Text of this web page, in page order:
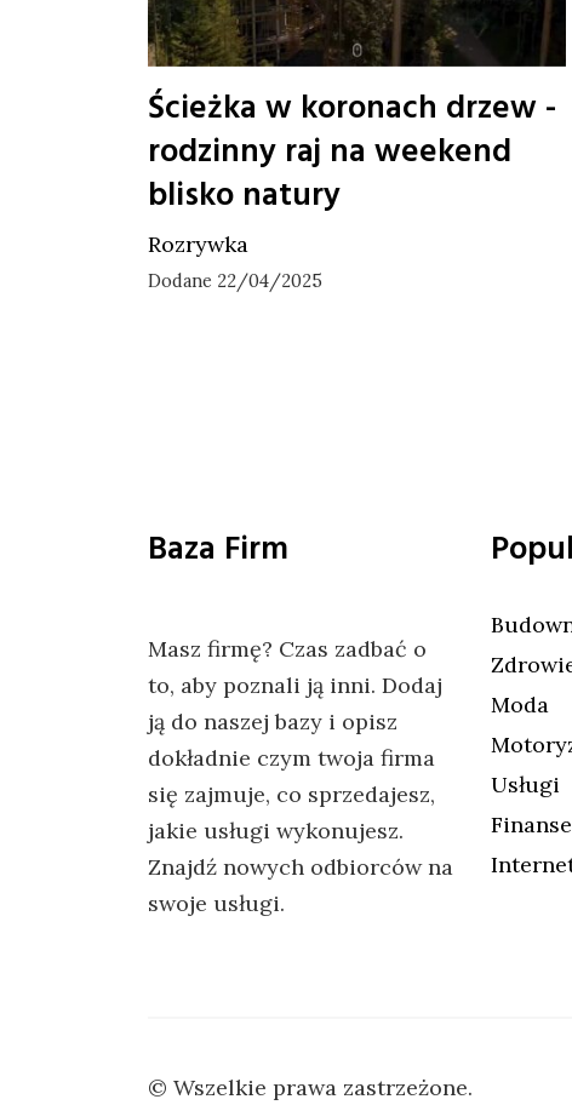
Ścieżka w koronach drzew -
rodzinny raj na weekend
blisko natury
Rozrywka
Dodane 22/04/2025
Baza Firm
Masz firmę? Czas zadbać o
to, aby poznali ją inni. Dodaj
ją do naszej bazy i opisz
dokładnie czym twoja firma
się zajmuje, co sprzedajesz,
jakie usługi wykonujesz.
Znajdź nowych odbiorców na
swoje usługi.
Moda
Usługi
Finanse
© Wszelkie prawa zastrzeżone.